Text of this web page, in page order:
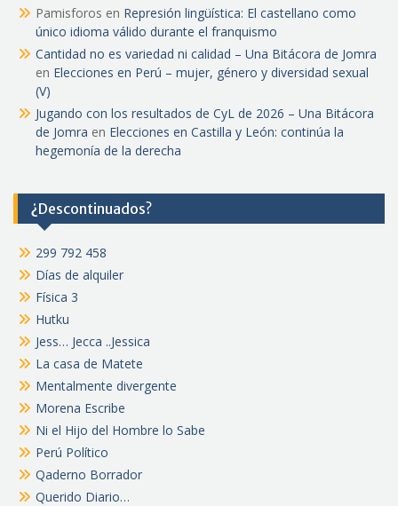
Pamisforos en Represión lingüística: El castellano como
único idioma válido durante el franquismo
Cantidad no es variedad ni calidad – Una Bitácora de Jomra
en Elecciones en Perú – mujer, género y diversidad sexual
(V)
Jugando con los resultados de CyL de 2026 – Una Bitácora
de Jomra en Elecciones en Castilla y León: continúa la
hegemonía de la derecha
¿Descontinuados?
299 792 458
Días de alquiler
Física 3
Hutku
Jess… Jecca ..Jessica
La casa de Matete
Mentalmente divergente
Morena Escribe
Ni el Hijo del Hombre lo Sabe
Perú Político
Qaderno Borrador
Querido Diario…